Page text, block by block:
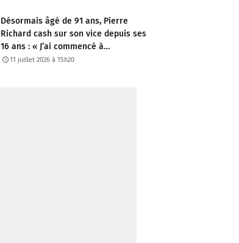
Désormais âgé de 91 ans, Pierre
Richard cash sur son vice depuis ses
16 ans : « J’ai commencé à…
11 juillet 2026 à 15h20